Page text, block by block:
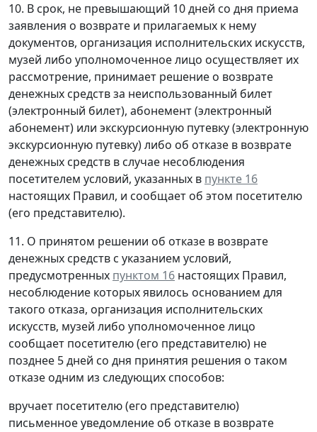
10. В срок, не превышающий 10 дней со дня приема
заявления о возврате и прилагаемых к нему
документов, организация исполнительских искусств,
музей либо уполномоченное лицо осуществляет их
рассмотрение, принимает решение о возврате
денежных средств за неиспользованный билет
(электронный билет), абонемент (электронный
абонемент) или экскурсионную путевку (электронную
экскурсионную путевку) либо об отказе в возврате
денежных средств в случае несоблюдения
посетителем условий, указанных в пункте 16
настоящих Правил, и сообщает об этом посетителю
(его представителю).
11. О принятом решении об отказе в возврате
денежных средств с указанием условий,
предусмотренных пунктом 16 настоящих Правил,
несоблюдение которых явилось основанием для
такого отказа, организация исполнительских
искусств, музей либо уполномоченное лицо
сообщает посетителю (его представителю) не
позднее 5 дней со дня принятия решения о таком
отказе одним из следующих способов:
вручает посетителю (его представителю)
письменное уведомление об отказе в возврате